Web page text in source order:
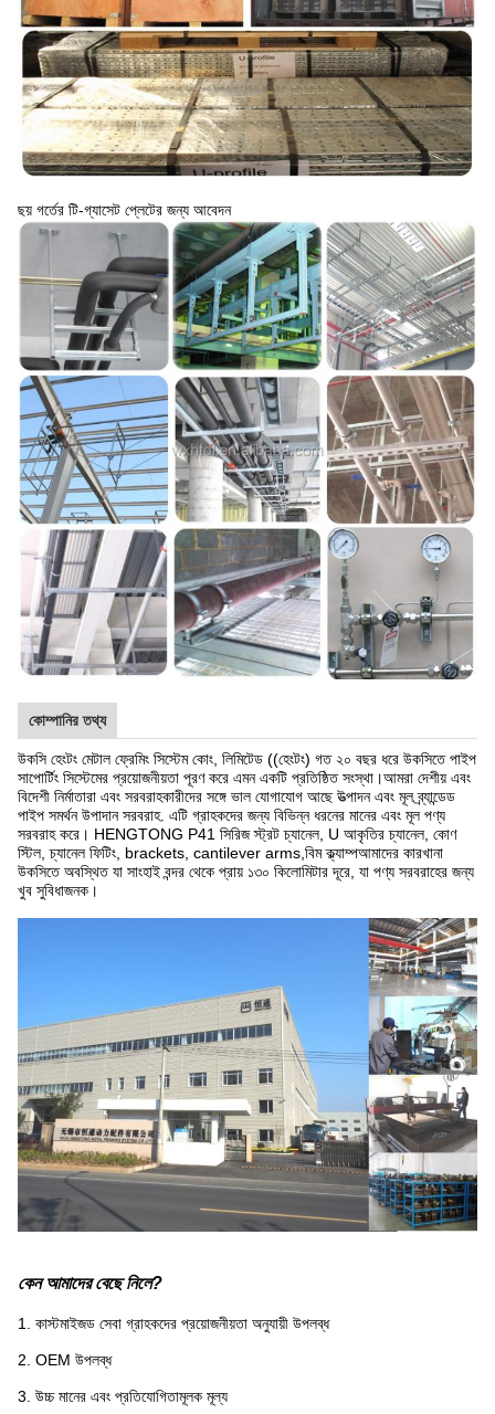
ছয় গর্তের টি-গ্যাসেট প্লেটের জন্য আবেদন
কোম্পানির তথ্য
উকসি হেংটং মেটাল ফ্রেমিং সিস্টেম কোং, লিমিটেড ((হেংটং) গত ২০ বছর ধরে উকসিতে পাইপ
সাপোর্টিং সিস্টেমের প্রয়োজনীয়তা পূরণ করে এমন একটি প্রতিষ্ঠিত সংস্থা।আমরা দেশীয় এবং
বিদেশী নির্মাতারা এবং সরবরাহকারীদের সঙ্গে ভাল যোগাযোগ আছে উত্পাদন এবং মূল ব্র্যান্ডেড
পাইপ সমর্থন উপাদান সরবরাহ. এটি গ্রাহকদের জন্য বিভিন্ন ধরনের মানের এবং মূল পণ্য
সরবরাহ করে। HENGTONG P41 সিরিজ স্ট্রট চ্যানেল, U আকৃতির চ্যানেল, কোণ
স্টিল, চ্যানেল ফিটিং, brackets, cantilever arms,বিম ক্ল্যাম্পআমাদের কারখানা
উকসিতে অবস্থিত যা সাংহাই বন্দর থেকে প্রায় ১৩০ কিলোমিটার দূরে, যা পণ্য সরবরাহের জন্য
খুব সুবিধাজনক।
কেন আমাদের বেছে নিলে?
1. কাস্টমাইজড সেবা গ্রাহকদের প্রয়োজনীয়তা অনুযায়ী উপলব্ধ
2. OEM উপলব্ধ
3. উচ্চ মানের এবং প্রতিযোগিতামূলক মূল্য